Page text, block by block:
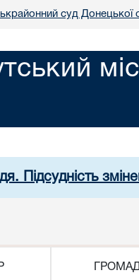
суд Донецької
Підсудність